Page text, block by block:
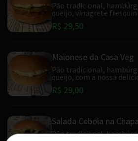
Pão tradicional,
queijo, vinagrete
R$ 29,50
Maionese da Casa Veg
Pão tradicional,
queijo, com a nossa
R$ 29,00
Salada Cebola na
Pão tradicional,